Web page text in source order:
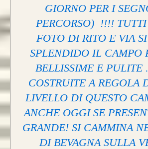
GIORNO PER I
PERCORSO) !!!!
FOTO DI RITO E VIA
SPLENDIDO IL CAMPO
BELLISSIME E PULITE
COSTRUITE A REGOLA
LIVELLO DI QUESTO
ANCHE OGGI SE
GRANDE! SI CAMMINA
DI BEVAGNA SULLA